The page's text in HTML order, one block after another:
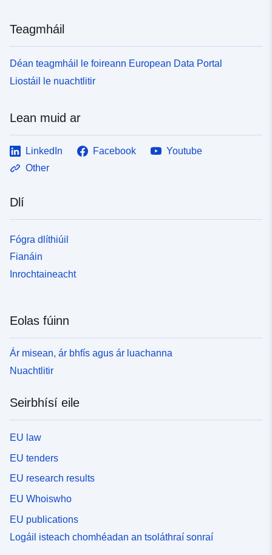
Teagmháil
Déan teagmháil le foireann European Data Portal
Liostáil le nuachtlitir
Lean muid ar
LinkedIn Facebook
Youtube
Other
Dlí
Fógra dlíthiúil
Fianáin
Inrochtaineacht
Eolas fúinn
Ár misean, ár bhfís agus ár luachanna
Nuachtlitir
Seirbhísí eile
EU law
EU tenders
EU research results
EU Whoiswho
EU publications
Logáil isteach chomhéadan an tsoláthraí sonraí